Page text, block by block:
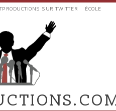
SUR TWITTER ÉCOLE